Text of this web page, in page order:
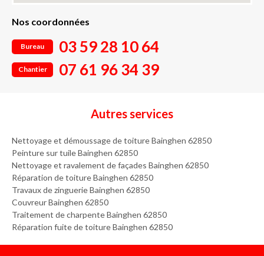
Nos coordonnées
Bureau 03 59 28 10 64
Chantier 07 61 96 34 39
Autres services
Nettoyage et démoussage de toiture Bainghen 62850
Peinture sur tuile Bainghen 62850
Nettoyage et ravalement de façades Bainghen 62850
Réparation de toiture Bainghen 62850
Travaux de zinguerie Bainghen 62850
Couvreur Bainghen 62850
Traitement de charpente Bainghen 62850
Réparation fuite de toiture Bainghen 62850